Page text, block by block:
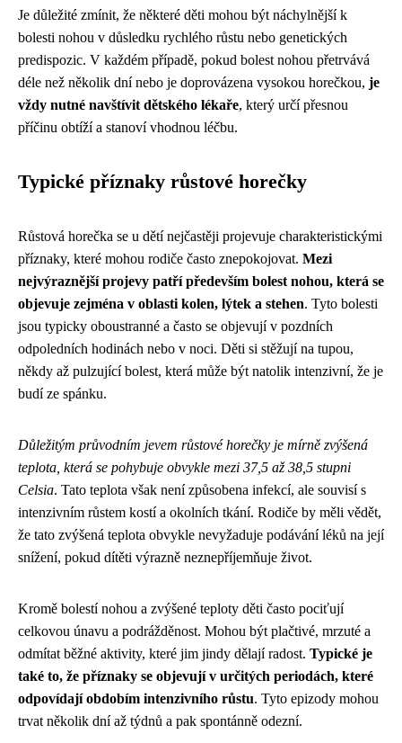
Je důležité zmínit, že některé děti mohou být náchylnější k
bolesti nohou v důsledku rychlého růstu nebo genetických
predispozic. V každém případě, pokud bolest nohou přetrvává
déle než několik dní nebo je doprovázena vysokou horečkou, je
vždy nutné navštívit dětského lékaře, který určí přesnou
příčinu obtíží a stanoví vhodnou léčbu.
Typické příznaky růstové horečky
Růstová horečka se u dětí nejčastěji projevuje charakteristickými
příznaky, které mohou rodiče často znepokojovat. Mezi
nejvýraznější projevy patří především bolest nohou, která se
objevuje zejména v oblasti kolen, lýtek a stehen. Tyto bolesti
jsou typicky oboustranné a často se objevují v pozdních
odpoledních hodinách nebo v noci. Děti si stěžují na tupou,
někdy až pulzující bolest, která může být natolik intenzivní, že je
budí ze spánku.
Důležitým průvodním jevem růstové horečky je mírně zvýšená
teplota, která se pohybuje obvykle mezi 37,5 až 38,5 stupni
Celsia. Tato teplota však není způsobena infekcí, ale souvisí s
intenzivním růstem kostí a okolních tkání. Rodiče by měli vědět,
že tato zvýšená teplota obvykle nevyžaduje podávání léků na její
snížení, pokud dítěti výrazně neznepříjemňuje život.
Kromě bolestí nohou a zvýšené teploty děti často pociťují
celkovou únavu a podrážděnost. Mohou být plačtivé, mrzuté a
odmítat běžné aktivity, které jim jindy dělají radost. Typické je
také to, že příznaky se objevují v určitých periodách, které
odpovídají obdobím intenzivního růstu. Tyto epizody mohou
trvat několik dní až týdnů a pak spontánně odezní.